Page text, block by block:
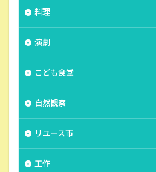
料理
演劇
こども食堂
自然観察
リユース市
工作